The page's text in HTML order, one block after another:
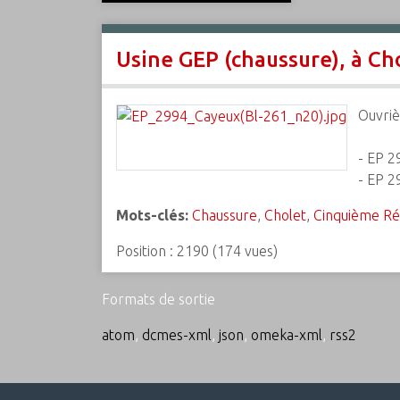
Usine GEP (chaussure), à
- EP
- EP
Mots-clés: Chaussure, Cholet, Cinquième
Position : 2190 (174vues)
Formats de sortie
atom, dcmes-xml, json, omeka-xml, rss2